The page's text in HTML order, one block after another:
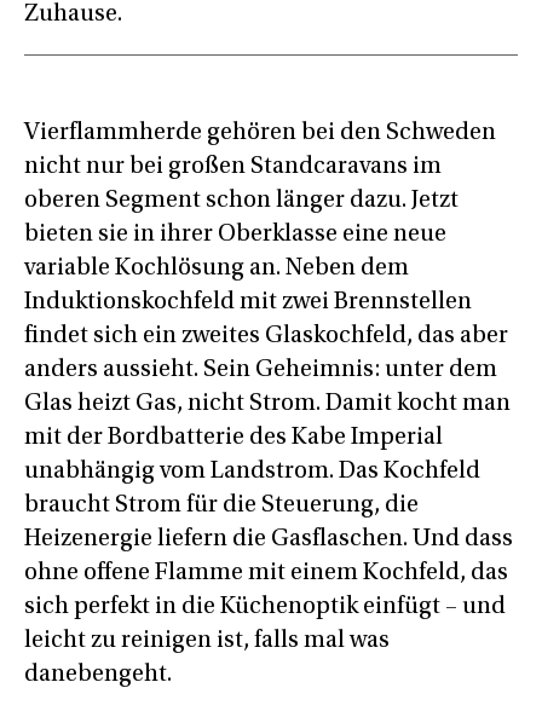
Zuhause.
Vierflammherde gehören bei den Schweden
nicht nur bei großen Standcaravans im
oberen Segment schon länger dazu. Jetzt
bieten sie in ihrer Oberklasse eine neue
variable Kochlösung an. Neben dem
Induktionskochfeld mit zwei Brennstellen
findet sich ein zweites Glaskochfeld, das aber
anders aussieht. Sein Geheimnis: unter dem
Glas heizt Gas, nicht Strom. Damit kocht man
mit der Bordbatterie des Kabe Imperial
unabhängig vom Landstrom. Das Kochfeld
braucht Strom für die Steuerung, die
Heizenergie liefern die Gasflaschen. Und dass
ohne offene Flamme mit einem Kochfeld, das
sich perfekt in die Küchenoptik einfügt – und
leicht zu reinigen ist, falls mal was
danebengeht.